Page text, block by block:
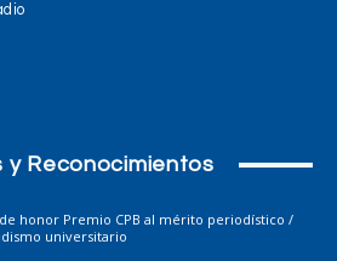
y Reconocimientos
honor Premio CPB al mérito periodístico /
universitario